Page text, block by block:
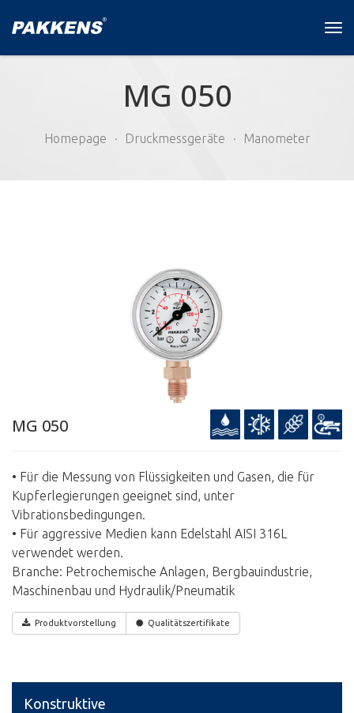
MG 050
Homepage Druckmessgeräte Manometer
MG 050
• Für die Messung von Flüssigkeiten und Gasen, die für
Kupferlegierungen geeignet sind, unter
Vibrationsbedingungen.
• Für aggressive Medien kann Edelstahl AISI 316L
verwendet werden.
Branche: Petrochemische Anlagen, Bergbauindustrie,
Maschinenbau und Hydraulik/Pneumatik
Produktvorstellung Qualitätszertifikate
Konstruktive